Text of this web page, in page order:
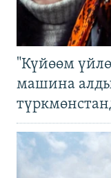
"Күйөөм
машина